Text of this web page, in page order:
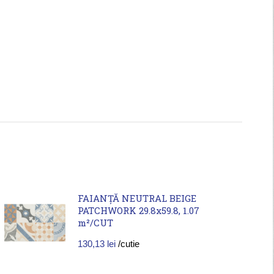
FAIANȚĂ NEUTRAL BEIGE
PATCHWORK 29.8x59.8, 1.07
m²/CUT
130,13 lei /cutie